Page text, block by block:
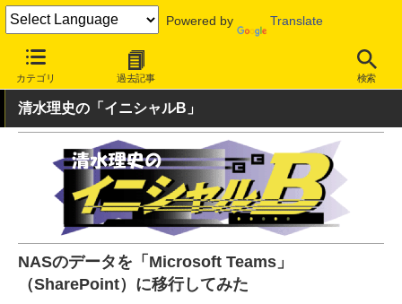
Powered by Translate
カテゴリ 過去記事 検索
INTERNET Watch サービス/ソフト
清水理史の「イニシャルB」
NASのデータを「Microsoft Teams」
（SharePoint）に移行してみた